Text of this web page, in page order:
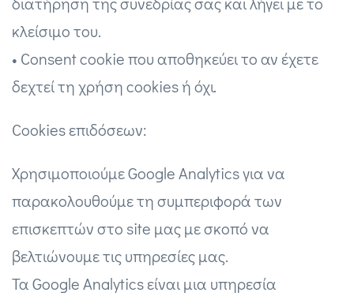
κλείσιμο του.
• Consent cookie που αποθηκεύει το αν έχετε
δεχτεί τη χρήση cookies ή όχι.
Cookies επιδόσεων:
Χρησιμοποιούμε Google Analytics για να
παρακολουθούμε τη συμπεριφορά των
επισκεπτών στο site μας με σκοπό να
βελτιώνουμε τις υπηρεσίες μας.
Τα Google Analytics είναι μια υπηρεσία